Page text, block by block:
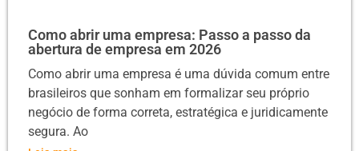
Como abrir uma empresa: Passo a passo da
abertura de empresa em 2026
Como abrir uma empresa é uma dúvida comum entre
brasileiros que sonham em formalizar seu próprio
negócio de forma correta, estratégica e juridicamente
segura. Ao